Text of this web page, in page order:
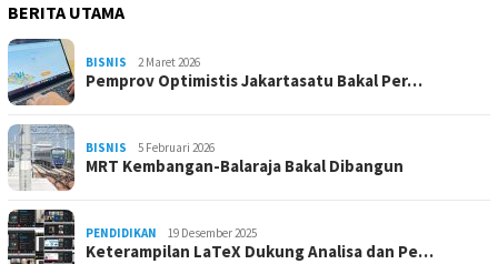
BERITA UTAMA
BISNIS 2 Maret 2026
Pemprov Optimistis Jakartasatu Bakal Per…
BISNIS 5 Februari 2026
MRT Kembangan-Balaraja Bakal Dibangun
PENDIDIKAN 19 Desember 2025
Keterampilan LaTeX Dukung Analisa dan Pe…